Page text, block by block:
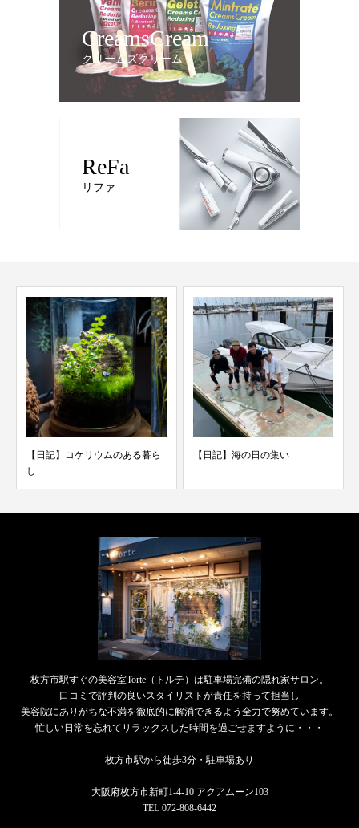
CreamsCream
クリームズクリーム
ReFa
リファ
【日記】コケリウムのある暮ら
し
【日記】海の日の集い
枚方市駅すぐの美容室Torte（トルテ）は駐車場完備の隠れ家サロン。
口コミで評判の良いスタイリストが責任を持って担当し
美容院にありがちな不満を徹底的に解消できるよう全力で努めています。
忙しい日常を忘れてリラックスした時間を過ごせますように・・・
枚方市駅から徒歩3分・駐車場あり
大阪府枚方市新町1-4-10 アクアムーン103
TEL 072-808-6442